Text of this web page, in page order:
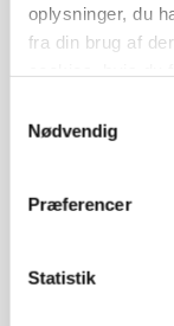
oplysninger, du
fra din brug af
Nødvendig
Præferencer
Statistik
Snart kan